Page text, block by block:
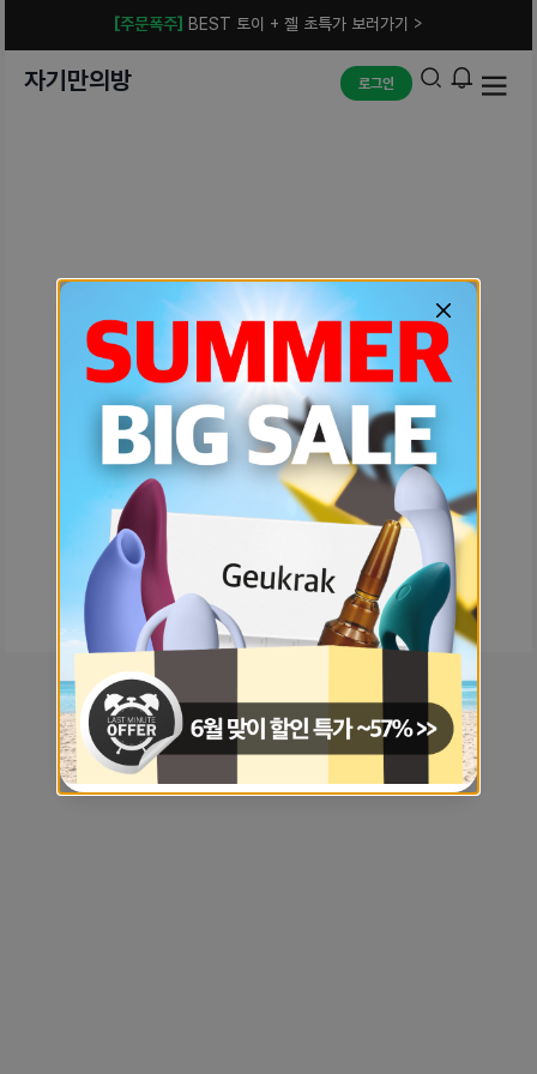
[주문폭주] BEST 토이 + 젤 초특가 보러가기 >
자기만의방 로그인
예상치 못한 에러입니다.